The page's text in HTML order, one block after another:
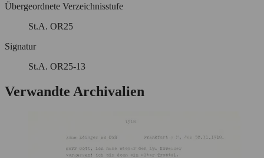
Übergeordnete Verzeichnisstufe
St.A. OR25
Signatur
St.A. OR25-13
Verwandte Archivalien